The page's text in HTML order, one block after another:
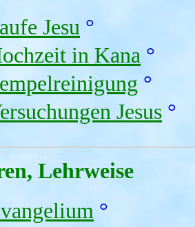
Jesu °
in Kana °
°
Jesus °
Lehrweise
°